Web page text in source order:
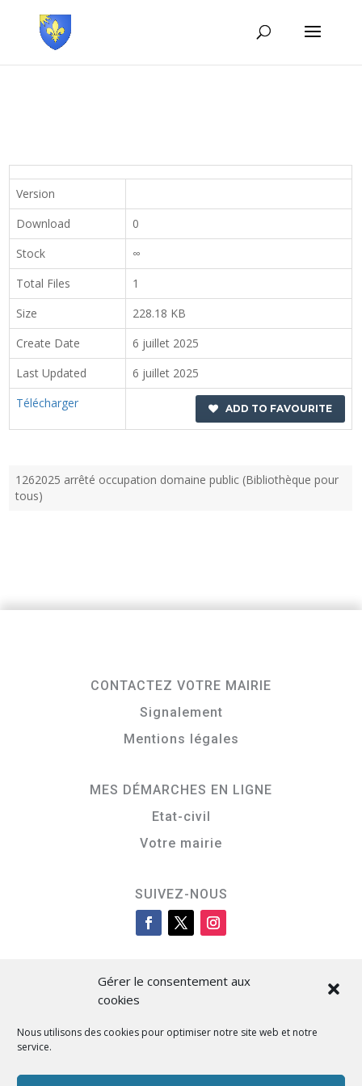
Gérer le consentement aux
cookies
Nous utilisons des cookies pour optimiser notre site web et notre
service.
Version
Download
0
Stock
∞
Total Files
1
Size
228.18 KB
Create Date
6 juillet 2025
Last Updated
6 juillet 2025
Télécharger
ADD TO FAVOURITE
1262025 arrêté occupation domaine public (Bibliothèque pour
tous)
CONTACTEZ VOTRE MAIRIE
Signalement
Mentions légales
MES DÉMARCHES EN LIGNE
Etat-civil
Votre mairie
SUIVEZ-NOUS
Cità di L’Isula